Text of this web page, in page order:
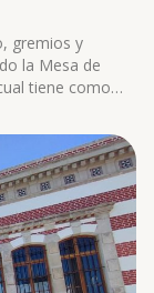
gremios y
la Mesa de
tiene como
de manera
y las